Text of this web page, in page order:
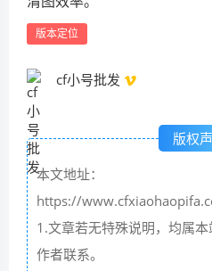
版本定位
cf小号批发
版权
本文地址：
https://
1.文章若无特殊说明，均属
作者联系。